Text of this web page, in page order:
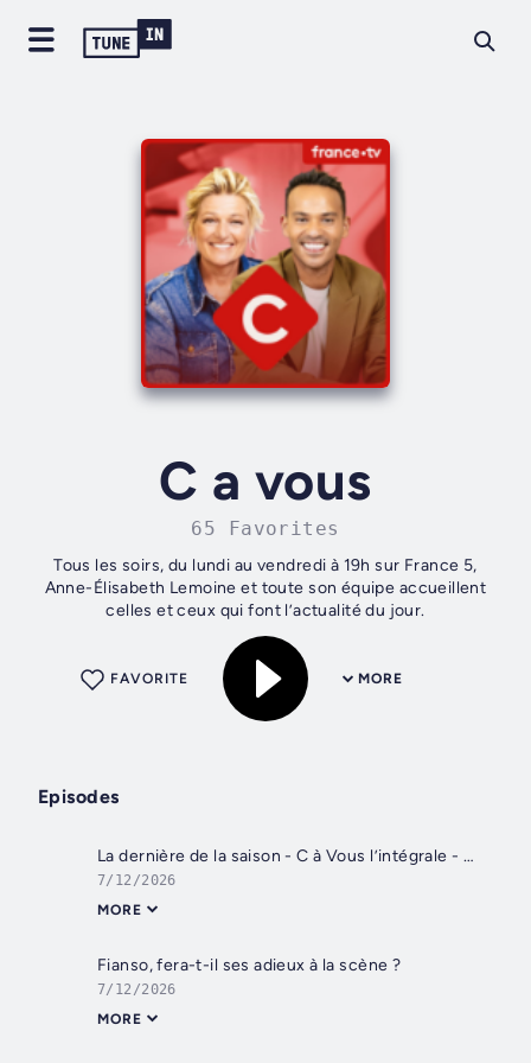
C a vous
65 Favorites
Tous les soirs, du lundi au vendredi à 19h sur France 5,
Anne-Élisabeth Lemoine et toute son équipe accueillent
celles et ceux qui font l’actualité du jour.
MORE
FAVORITE
Episodes
La dernière de la saison - C à Vous l’intégrale - 11/07/2026
7/12/2026
MORE
Fianso, fera-t-il ses adieux à la scène ?
7/12/2026
MORE